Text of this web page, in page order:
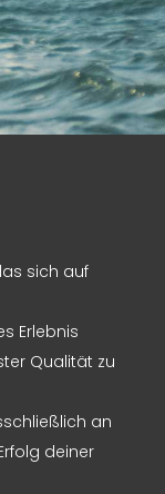
sich auf
Erlebnis
Qualität zu
an
deiner